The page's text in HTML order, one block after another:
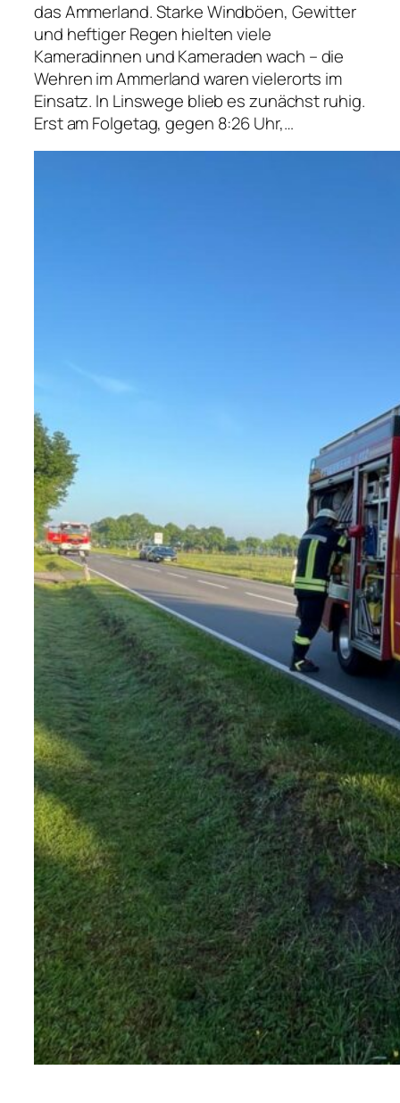
das Ammerland. Starke Windböen, Gewitter
und heftiger Regen hielten viele
Kameradinnen und Kameraden wach – die
Wehren im Ammerland waren vielerorts im
Einsatz. In Linswege blieb es zunächst ruhig.
Erst am Folgetag, gegen 8:26 Uhr,…